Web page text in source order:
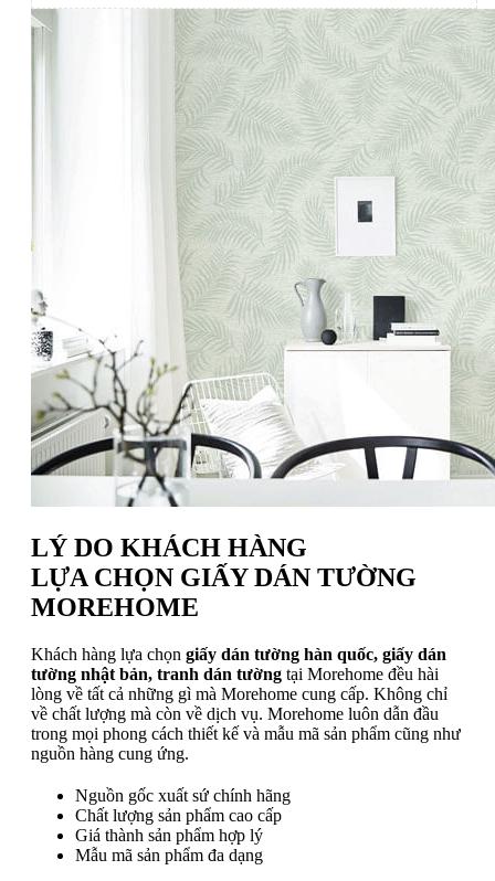
LÝ DO KHÁCH HÀNG
LỰA CHỌN GIẤY DÁN TƯỜNG
MOREHOME
Khách hàng lựa chọn giấy dán tường hàn quốc, giấy dán
tường nhật bản, tranh dán tường tại Morehome đều hài
lòng về tất cả những gì mà Morehome cung cấp. Không chỉ
về chất lượng mà còn về dịch vụ. Morehome luôn dẫn đầu
trong mọi phong cách thiết kế và mẫu mã sản phẩm cũng như
nguồn hàng cung ứng.
Nguồn gốc xuất sứ chính hãng
Chất lượng sản phẩm cao cấp
Giá thành sản phẩm hợp lý
Mẫu mã sản phẩm đa dạng